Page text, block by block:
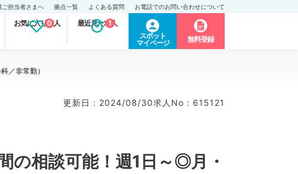
ご担当者さまへ 拠点一覧 よくある質問 お電話でのお問い合わせについて
お気に入り求人
0 最近見た求人
1
スポット
マイページ
無料登録
／非常勤）
更新日 : 2024/08/30求人No : 615121
の相談可能！週1日～◎月・